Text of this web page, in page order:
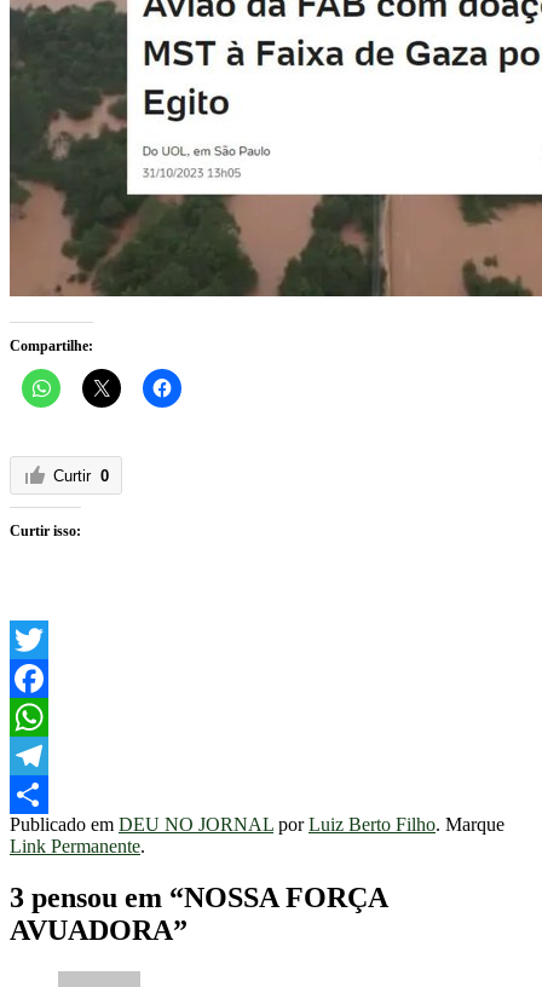
Compartilhe:
Curtir 0
Curtir isso:
Twitter
Facebook
WhatsApp
Telegram
Share
Publicado em DEU NO JORNAL porLuiz Berto Filho. Marque
Link Permanente.
3 pensou em “NOSSA FORÇA
AVUADORA”